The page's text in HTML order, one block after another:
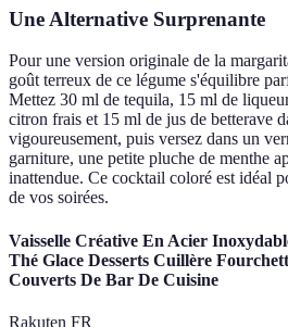
Une Alternative Surprenante
Pour une version originale de la
goût terreux de ce légume s'équilibre
Mettez 30 ml de tequila, 15 ml de
citron frais et 15 ml de jus de betterave
vigoureusement, puis versez dans un
garniture, une petite pluche de menthe
inattendue. Ce cocktail coloré est idéal
de vos soirées.
Vaisselle Créative En Acier
Thé Glace Desserts Cuillère
Couverts De Bar De Cuisine
Rakuten FR